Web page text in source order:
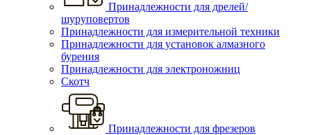
Принадлежности для дрелей/
шуруповертов
Принадлежности для измерительной техники
Принадлежности для установок алмазного
бурения
Принадлежности для электроножниц
Скотч
Принадлежности для фрезеров